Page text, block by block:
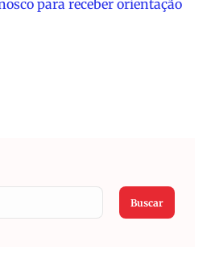
para receber orientação
Buscar